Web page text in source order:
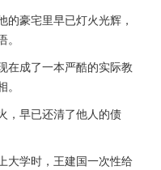
豪宅里早已灯火光辉，
。
成了一本严酷的实际教
。
早已还清了他人的债
学时，王建国一次性给